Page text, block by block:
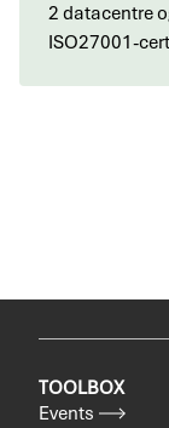
2 datacentre
ISO27001-
TOOLBOX
Events